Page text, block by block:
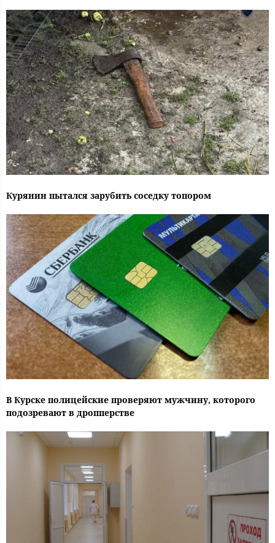
Курянин пытался зарубить соседку топором
В Курске полицейские проверяют мужчину, которого
подозревают в дропперстве